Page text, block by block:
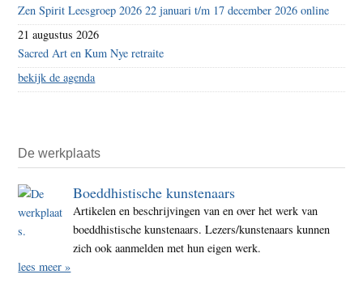
Zen Spirit Leesgroep 2026 22 januari t/m 17 december 2026 online
21 augustus 2026
Sacred Art en Kum Nye retraite
bekijk de agenda
De werkplaats
Boeddhistische kunstenaars
Artikelen en beschrijvingen van en over het werk van
boeddhistische kunstenaars. Lezers/kunstenaars kunnen
zich ook aanmelden met hun eigen werk.
lees meer »